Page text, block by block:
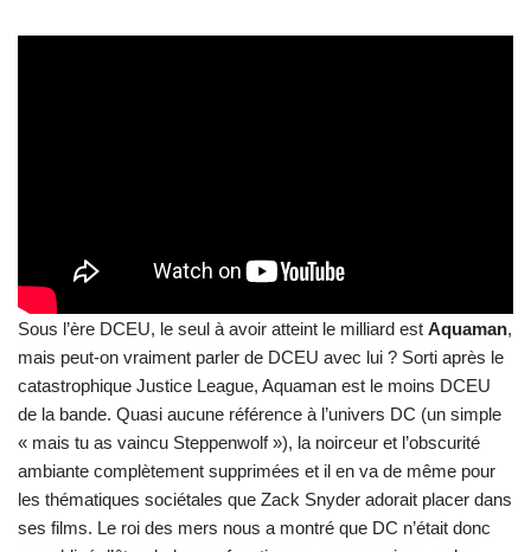
Sous l’ère DCEU, le seul à avoir atteint le milliard est Aquaman,
mais peut-on vraiment parler de DCEU avec lui ? Sorti après le
catastrophique Justice League, Aquaman est le moins DCEU
de la bande. Quasi aucune référence à l’univers DC (un simple
« mais tu as vaincu Steppenwolf »), la noirceur et l’obscurité
ambiante complètement supprimées et il en va de même pour
les thématiques sociétales que Zack Snyder adorait placer dans
ses films. Le roi des mers nous a montré que DC n’était donc